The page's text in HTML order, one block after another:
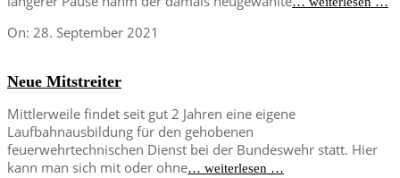
2021-
On: 28. September 2021
Neue Mitstreiter
Mittlerweile findet seit gut 2 Jahren eine eigene
Laufbahnausbildung für den gehobenen
feuerwehrtechnischen Dienst bei der Bundeswehr statt. Hier
kann man sich mit oder ohne… weiterlesen …